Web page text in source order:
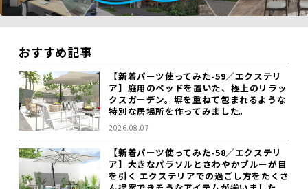
おすすめ記事
【新着パーツ使ってみた-59／エクステリ
ア】庭用のベッドを置いた、極上のリラッ
クスガーデン。塀を重ねて包まれるような
特別な居場所を作ってみました。
2026.08.07
【新着パーツ使ってみた-58／エクステリ
ア】大きなパラソルとさわやかブルーが目
を引く エクステリアでの過ごし方をたくさ